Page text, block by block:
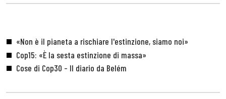
«Non è il pianeta a rischiare l'estinzione, siamo noi»
Cop15: «È la sesta estinzione di massa»
Cose di Cop30 - Il diario da Belém